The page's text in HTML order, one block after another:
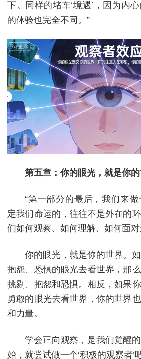
下。同样的堵车‘境遇’，因为内
的体验也完全不同。”
第五章：你的眼光，就是你
“第一部分的最后，我们来
定我们命运的，往往不是外在的
们如何观察、如何理解、如何面对
你的眼光，就是你的世界。如
抱怨、恐惧的眼光去看世界，那
挑剔、抱怨和恐惧。相反，如果你
勇敢的眼光去看世界，你的世界
和力量。
学会正向观察，是我们觉醒
始，就尝试做一个‘积极的观察者’吧